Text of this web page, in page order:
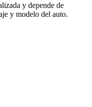
y depende de
y modelo del auto.